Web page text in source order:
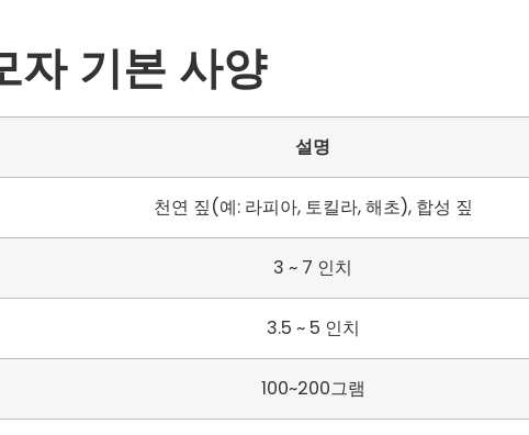
자 기본 사양
설명
천연 짚(예: 라피아, 토킬라, 해초), 합성 짚
3 ~ 7 인치
3.5 ~ 5 인치
100~200그램